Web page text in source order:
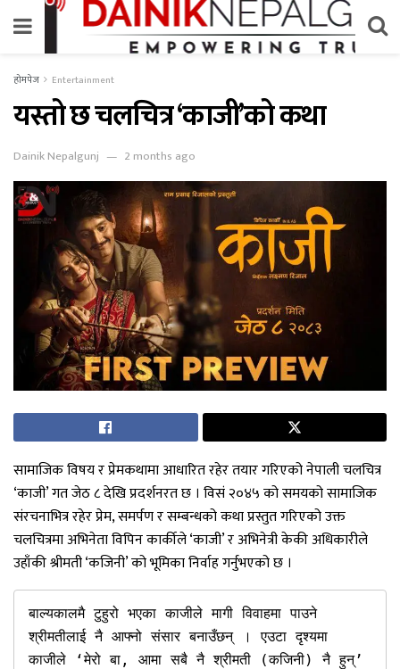
होमपेज Entertainment
यस्तो छ चलचित्र ‘काजी’को कथा
Dainik Nepalgunj 2 months ago
सामाजिक विषय र प्रेमकथामा आधारित रहेर तयार गरिएको नेपाली चलचित्र
‘काजी’ गत जेठ ८ देखि प्रदर्शनरत छ । विसं २०४५ को समयको सामाजिक
संरचनाभित्र रहेर प्रेम, समर्पण र सम्बन्धको कथा प्रस्तुत गरिएको उक्त
चलचित्रमा अभिनेता विपिन कार्कीले ‘काजी’ र अभिनेत्री केकी अधिकारीले
उहाँकी श्रीमती ‘कजिनी’ को भूमिका निर्वाह गर्नुभएको छ ।
बाल्यकालमै टुहुरो भएका काजीले मागी विवाहमा पाउने
श्रीमतीलाई नै आफ्नो संसार बनाउँछन् । एउटा दृश्यमा
काजीले ‘मेरो बा, आमा सबै नै श्रीमती (कजिनी) नै हुन्’